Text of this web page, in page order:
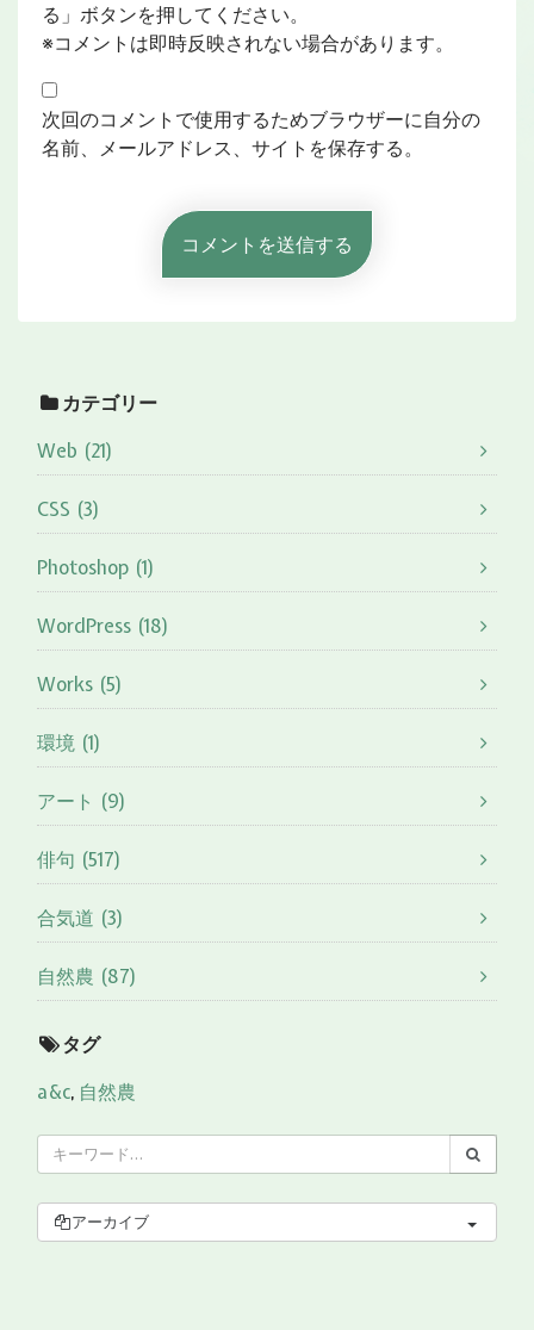
る」ボタンを押してください。
※コメントは即時反映されない場合があります。
次回のコメントで使用するためブラウザーに自分の
名前、メールアドレス、サイトを保存する。
カテゴリー
Web (21)
CSS (3)
Photoshop (1)
WordPress (18)
Works (5)
環境 (1)
アート (9)
俳句 (517)
合気道 (3)
自然農 (87)
タグ
a&c, 自然農
アーカイブ